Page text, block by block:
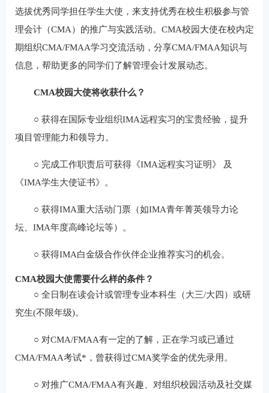
选拔优秀同学担任学生大使，来支持优秀在校生积极参与管
理会计（CMA）的推广与实践活动。CMA校园大使在校内定
期组织CMA/FMAA学习交流活动，分享CMA/FMAA知识与
信息，帮助更多的同学们了解管理会计发展动态。
CMA校园大使将收获什么？
○ 获得在国际专业组织IMA远程实习的宝贵经验，提升
项目管理能力和领导力。
○ 完成工作职责后可获得《IMA远程实习证明》 及
《IMA学生大使证书》。
○ 获得IMA重大活动门票（如IMA青年菁英领导力论
坛、IMA年度高峰论坛等）。
○ 获得IMA白金级合作伙伴企业推荐实习的机会。
CMA校园大使需要什么样的条件？
○ 全日制在读会计或管理专业本科生（大三/大四）或研
究生(不限年级)。
○ 对CMA/FMAA有一定的了解，正在学习或已通过
CMA/FMAA考试*，曾获得过CMA奖学金的优先录用。
○ 对推广CMA/FMAA有兴趣、对组织校园活动及社交媒